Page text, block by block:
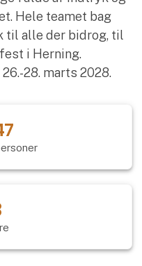
Hele teamet bag
til alle der bidrog, til
i Herning.
28. marts 2028.